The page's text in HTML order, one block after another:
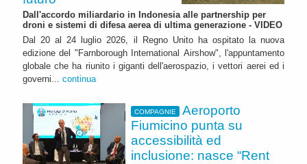
Dall'accordo miliardario in Indonesia alle partnership per
droni e sistemi di difesa aerea di ultima generazione - VIDEO
Dal 20 al 24 luglio 2026, il Regno Unito ha ospitato la nuova
edizione del "Farnborough International Airshow", l'appuntamento
globale che ha riunito i giganti dell'aerospazio, i vettori aerei ed i
governi... continua
COMPAGNIE
Aeroporto
Fiumicino punta su
accessibilità ed
inclusione: nasce “Rent